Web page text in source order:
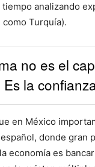
tiempo analizando
Turquía).
no es el
la
en México
donde gran
economía es